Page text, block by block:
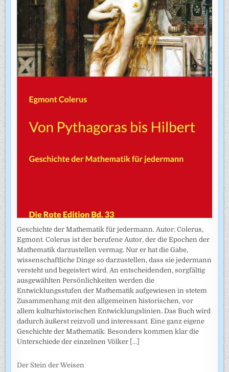
Geschichte der Mathematik für jedermann. Autor: Colerus,
Egmont. Colerus ist der berufene Autor, der die Epochen der
Mathematik darzustellen vermag. Nur er hat die Gabe,
wissenschaftliche Dinge so darzustellen, dass sie jedermann
versteht und begeistert wird. An entscheidenden, sorgfältig
ausgewählten Persönlichkeiten werden die
Entwicklungsstufen der Mathematik aufgewiesen in stetem
Zusammenhang mit den allgemeinen historischen, vor
allem kulturhistorischen Entwicklungslinien. Das Buch wird
dadurch äußerst reizvoll und interessant. Eine ganz eigene
Geschichte der Mathematik. Besonders kommen klar die
Unterschiede der einzelnen Völker [...]
Der Stein der Weisen